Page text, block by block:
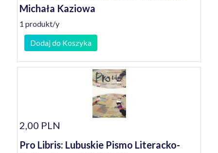
Michała Kaziowa
1 produkt/y
Dodaj do Koszyka
2,00 PLN
Pro Libris: Lubuskie Pismo Literacko-